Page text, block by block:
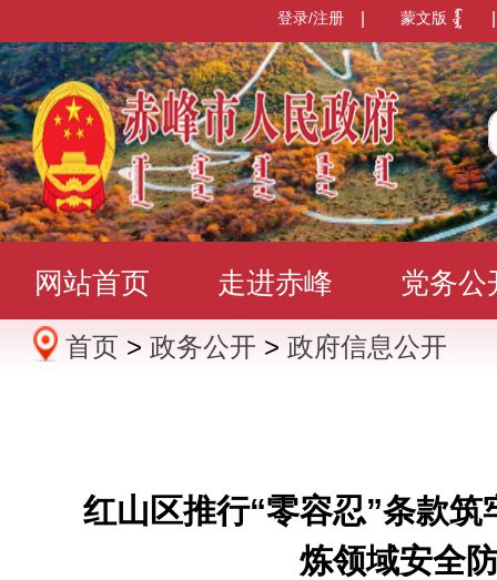
蒙文版
登录/注册
网站首页 走进赤峰 党务公
办事服务 政民互动 数据发
首页 > 政务公开 > 政府信息公开
红山区推行“零容忍”条款筑
炼领域安全